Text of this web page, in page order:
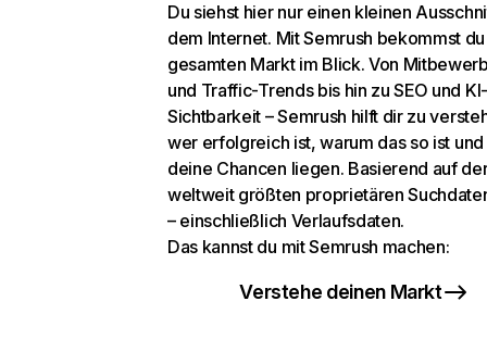
Du siehst hier nur einen kleinen
dem Internet. Mit Semrush bekommst
gesamten Markt im Blick. Von
und Traffic-Trends bis hin zu SEO und KI-
Sichtbarkeit – Semrush hilft dir zu
wer erfolgreich ist, warum das so ist
deine Chancen liegen. Basierend auf
weltweit größten proprietären
– einschließlich Verlaufsdaten.
Das kannst du mit Semrush machen:
Verstehe deinen Markt